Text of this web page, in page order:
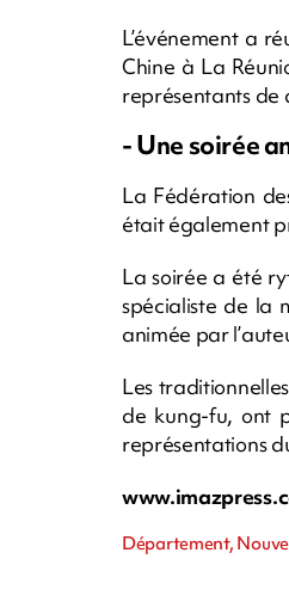
L’événement a
Chine à La
représentants de
- Une soirée
La Fédération
était également
La soirée a été
spécialiste de la
animée par
Les
de kung-fu, ont
représentations
Département,